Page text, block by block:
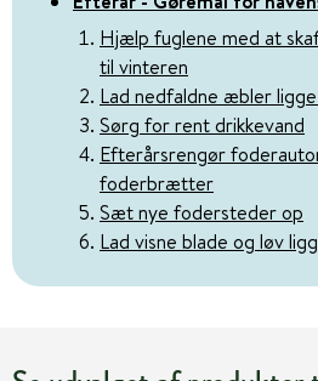
Hjælp fuglene med at
til vinteren
Lad nedfaldne æbler
Sørg for rent drikkevand
Efterårsrengør
foderbrætter
Sæt nye fodersteder op
Lad visne blade og løv